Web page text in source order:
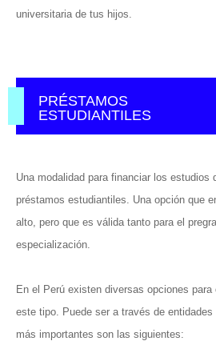
universitaria de tus hijos.
PRÉSTAMOS
ESTUDIANTILES
Una modalidad para financiar los estudios
préstamos estudiantiles. Una opción que
alto, pero que es válida tanto para el
especialización.
En el Perú existen diversas opciones
este tipo. Puede ser a través de
más importantes son las siguientes: